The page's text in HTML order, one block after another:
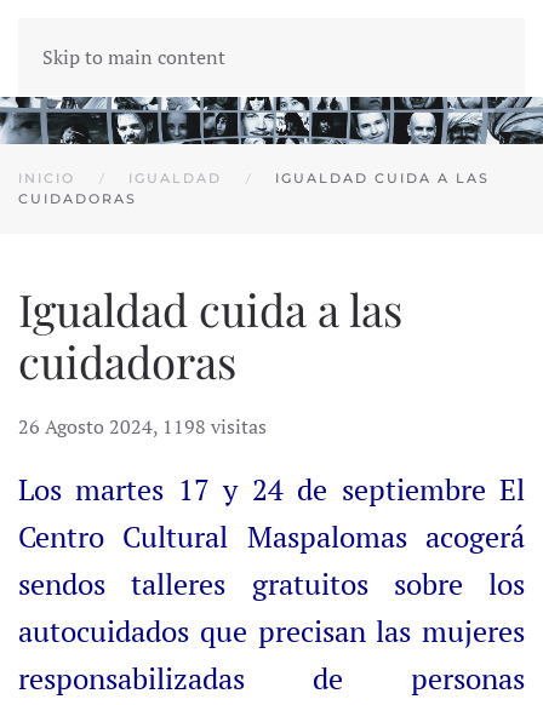
Skip to main content
INICIO IGUALDAD
IGUALDAD CUIDA A LAS
CUIDADORAS
Igualdad cuida a las
cuidadoras
26 Agosto 2024, 1198 visitas
Los martes 17 y 24 de septiembre El
Centro Cultural Maspalomas acogerá
sendos talleres gratuitos sobre los
autocuidados que precisan las mujeres
responsabilizadas de personas